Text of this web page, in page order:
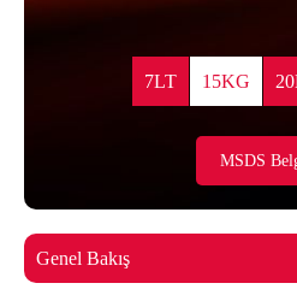
7LT 15KG
MSDS